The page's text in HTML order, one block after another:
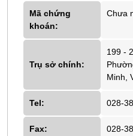
Mã chứng
khoán:
Chưa
Trụ sở chính:
199 -
Minh,
Tel: 028-
Fax: 028-